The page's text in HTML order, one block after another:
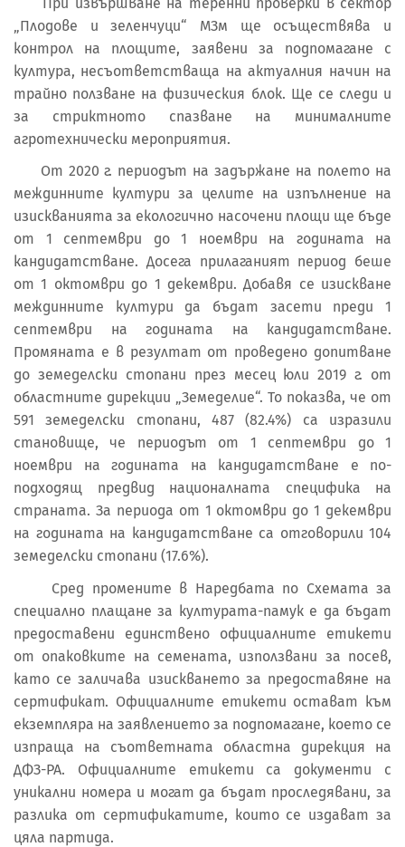
„Плодове и зеленчуци“ МЗм ще осъществява и
контрол на площите, заявени за подпомагане с
култура, несъответстваща на актуалния начин на
трайно ползване на физическия блок. Ще се следи и
за стриктното спазване на минималните
агротехнически мероприятия.
От 2020 г. периодът на задържане на полето на
междинните култури за целите на изпълнение на
изискванията за екологично насочени площи ще бъде
от 1 септември до 1 ноември на годината на
кандидатстване. Досега прилаганият период беше
от 1 октомври до 1 декември. Добавя се изискване
междинните култури да бъдат засети преди 1
септември на годината на кандидатстване.
Промяната е в резултат от проведено допитване
до земеделски стопани през месец юли 2019 г. от
областните дирекции „Земеделие“. То показва, че от
591 земеделски стопани, 487 (82.4%) са изразили
становище, че периодът от 1 септември до 1
ноември на годината на кандидатстване е по-
подходящ предвид националната специфика на
страната. За периода от 1 октомври до 1 декември
на годината на кандидатстване са отговорили 104
земеделски стопани (17.6%).
Сред промените в Наредбата по Схемата за
специално плащане за културата-памук е да бъдат
предоставени единствено официалните етикети
от опаковките на семената, използвани за посев,
като се заличава изискването за предоставяне на
сертификат. Официалните етикети остават към
екземпляра на заявлението за подпомагане, което се
изпраща на съответната областна дирекция на
ДФЗ-РА. Официалните етикети са документи с
уникални номера и могат да бъдат проследявани, за
разлика от сертификатите, които се издават за
цяла партида.